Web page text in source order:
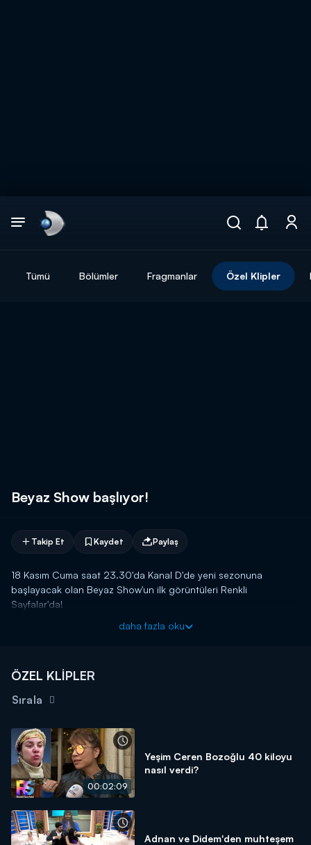
Tümü Bölümler Fragmanlar Özel Klipler
Beyaz Show başlıyor!
Takip Et Kaydet Paylaş
18 Kasım Cuma saat 23.30'da Kanal D'de yeni sezonuna
başlayacak olan Beyaz Show'un ilk görüntüleri Renkli
Sayfalar'da!
daha fazla oku
ÖZEL KLİPLER
Sırala
00:02:09
Yeşim Ceren Bozoğlu 40 kiloyu
nasıl verdi?
Adnan ve Didem'den muhteşem